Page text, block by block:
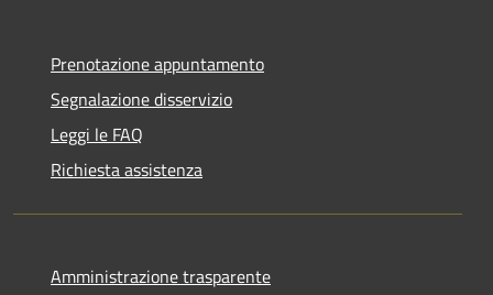
Prenotazione appuntamento
Segnalazione disservizio
Leggi le FAQ
Richiesta assistenza
Amministrazione trasparente